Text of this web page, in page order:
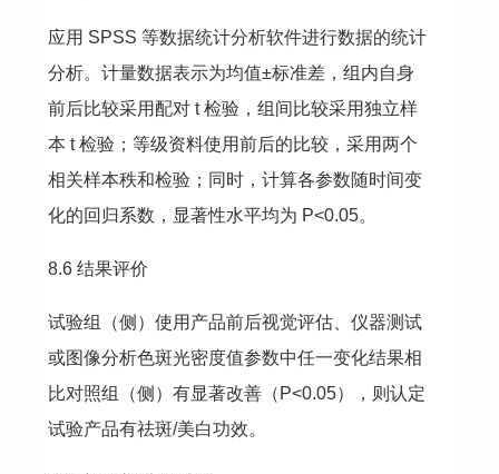
应用 SPSS 等数据统计分析软件进行数据的统计
分析。计量数据表示为均值±标准差，组内自身
前后比较采用配对 t 检验，组间比较采用独立样
本 t 检验；等级资料使用前后的比较，采用两个
相关样本秩和检验；同时，计算各参数随时间变
化的回归系数，显著性水平均为 P<0.05。
8.6 结果评价
试验组（侧）使用产品前后视觉评估、仪器测试
或图像分析色斑光密度值参数中任一变化结果相
比对照组（侧）有显著改善（P<0.05），则认定
试验产品有祛斑/美白功效。